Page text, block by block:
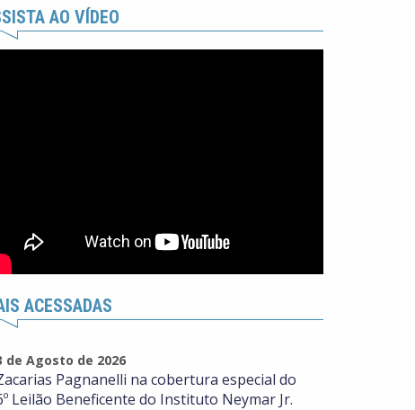
AO VÍDEO
ACESSADAS
de Agosto de 2026
Pagnanelli na cobertura especial do
Leilão Beneficente do Instituto Neymar Jr.